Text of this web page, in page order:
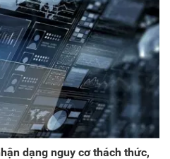
dạng nguy cơ thách thức,